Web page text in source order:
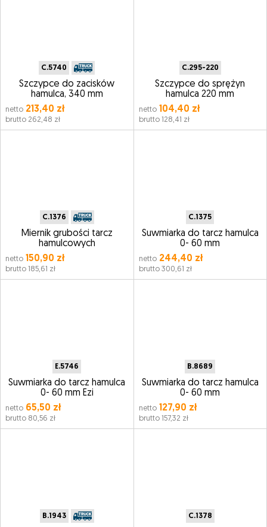
C.5740
Szczypce do zacisków
hamulca, 340 mm
netto 213,40 zł
brutto 262,48 zł
C.295-220
Szczypce do sprężyn
hamulca 220 mm
netto104,40 zł
brutto 128,41 zł
C.1376
Miernik grubości tarcz
hamulcowych
netto 150,90 zł
brutto 185,61 zł
C.1375
Suwmiarka do tarcz hamulca
0- 60 mm
netto244,40 zł
brutto 300,61 zł
E.5746
Suwmiarka do tarcz hamulca
0- 60 mm Ezi
netto 65,50 zł
brutto 80,56 zł
B.8689
Suwmiarka do tarcz hamulca
0- 60 mm
netto127,90 zł
brutto 157,32 zł
B.1943 C.1378